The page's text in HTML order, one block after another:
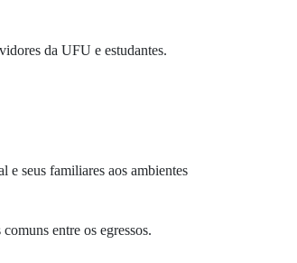
da UFU e estudantes.
e seus familiares aos ambientes
entre os egressos.